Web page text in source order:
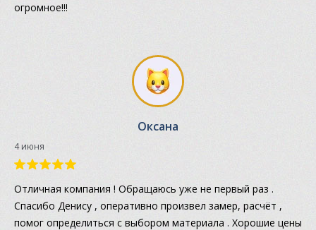
огромное!!!
Оксана
4 июня
Отличная компания ! Обращаюсь уже не первый раз .
Спасибо Денису , оперативно произвел замер, расчёт ,
помог определиться с выбором материала . Хорошие цены